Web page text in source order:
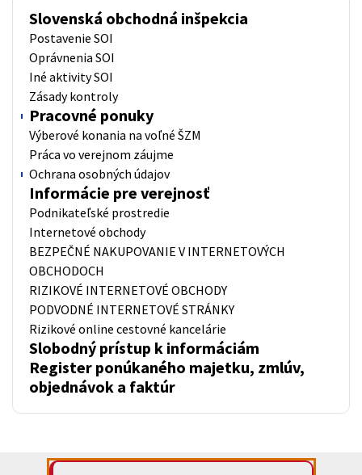
Slovenská obchodná inšpekcia
Postavenie SOI
Oprávnenia SOI
Iné aktivity SOI
Zásady kontroly
Pracovné ponuky
Výberové konania na voľné ŠZM
Práca vo verejnom záujme
Ochrana osobných údajov
Informácie pre verejnosť
Podnikateľské prostredie
Internetové obchody
BEZPEČNÉ NAKUPOVANIE V INTERNETOVÝCH
OBCHODOCH
RIZIKOVÉ INTERNETOVÉ OBCHODY
PODVODNÉ INTERNETOVÉ STRÁNKY
Rizikové online cestovné kancelárie
Slobodný prístup k informáciám
Register ponúkaného majetku, zmlúv,
objednávok a faktúr